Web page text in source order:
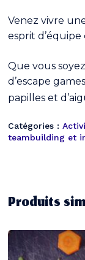
Venez vivre
esprit
Que vous
d’escape
papilles et
Catégories :
teambuilding et
Produits